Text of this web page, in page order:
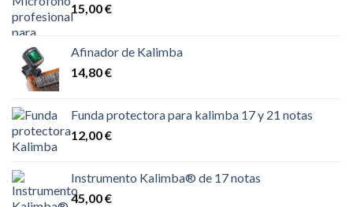
15,00€
Afinador de Kalimba
14,80€
Funda protectora para kalimba 17 y 21 notas
12,00€
Instrumento Kalimba® de 17 notas
45,00€